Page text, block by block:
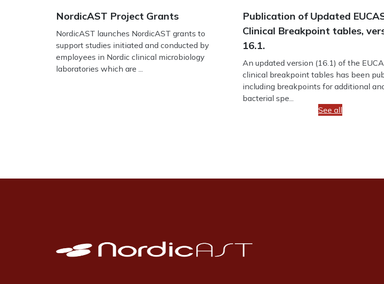
NordicAST Project Grants
NordicAST launches NordicAST grants to
support studies initiated and conducted by
employees in Nordic clinical microbiology
laboratories which are ...
Publication of Updated
Clinical Breakpoint tables,
16.1.
An updated version (16.1) of the
clinical breakpoint tables has been
including breakpoints for additional
bacterial spe...
See all